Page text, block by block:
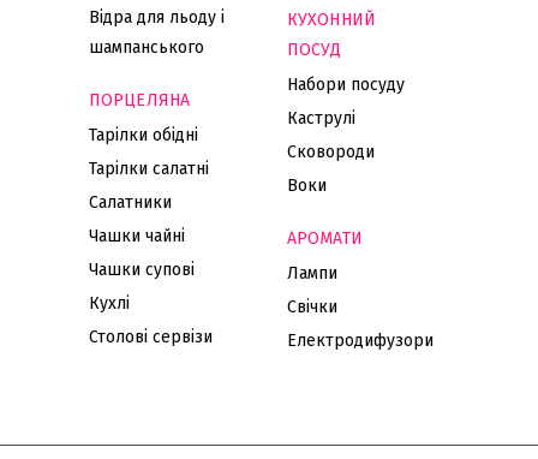
Відра для льоду і
шампанського
ПОРЦЕЛЯНА
Тарілки обідні
Тарілки салатні
Салатники
Чашки чайні
Чашки супові
Кухлі
Столові сервізи
КУХОННИЙ
ПОСУД
Набори посуду
Каструлі
Сковороди
Воки
АРОМАТИ
Лампи
Свічки
Електродифузори